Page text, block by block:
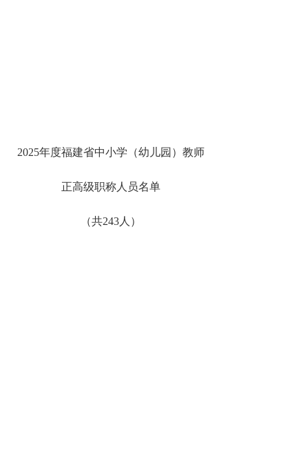
2025年度福建省中小学（幼儿园）教师
正高级职称人员名单
（共243人）